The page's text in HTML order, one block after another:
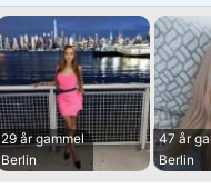
29 år gammel
Berlin
47 år
Berlin